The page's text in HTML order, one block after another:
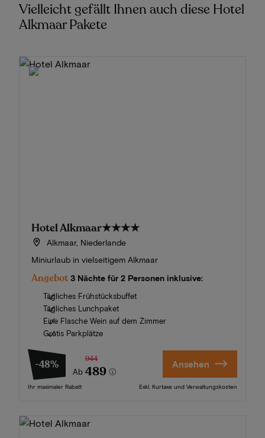
Vielleicht gefällt Ihnen auch diese Hotel
Alkmaar Pakete
Hotel Alkmaar★★★★
Alkmaar, Niederlande
Miniurlaub in vielseitigem Alkmaar
Angebot 3 Nächte für 2 Personen inklusive:
Tägliches Frühstücksbuffet
Tägliches Lunchpaket
Eine Flasche Wein auf dem Zimmer
Gratis Parkplätze
-48%
Ab
944
489
Ihr maximaler Rabatt
Ansehen
Exkl. Kurtaxe und Verwaltungskosten